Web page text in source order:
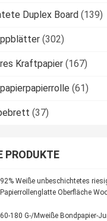
Duplex Board (139)
(302)
Kraftpapier (167)
(61)
(37)
PRODUKTE
92% Weiße unbeschichtetes
Papierrollenglatte Oberfläche
60-180 G-/Mweiße Bondpapier-